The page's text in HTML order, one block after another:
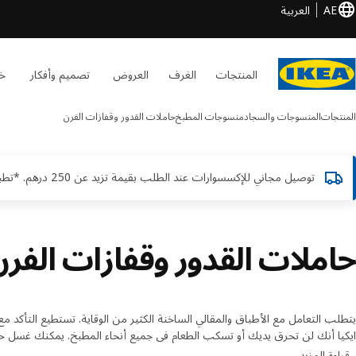
AE العربية
المنتجات الغرف العروض تصميم وأفكار
المنتجاتالمنسوجات والسجادمنسوجات المطبخحاملات القدور وقفازات الفرن
توصيل مجاني للإكسسوارات عند الطلب بقيمة تزيد عن 250 درهم. *تطبق الشروط والأحكام
حاملات القدور وقفازات
يتطلب التعامل مع الأطباق والمقالي الساخنة الكثير من الوقاية. تستطيع التأكد
ايكيا أنك لن تحرق يديك أو تسكب الطعام في جميع أنحاء المطبخ. يمكنك غسل
في الغسالة أمّا حاملات السيليكون لدينا يمكنك غسلها في غسالة الأطباق. اشتر